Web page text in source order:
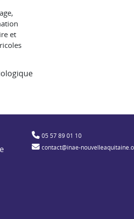
et
l'activité économique
05 57 89 01 10
contact@inae-